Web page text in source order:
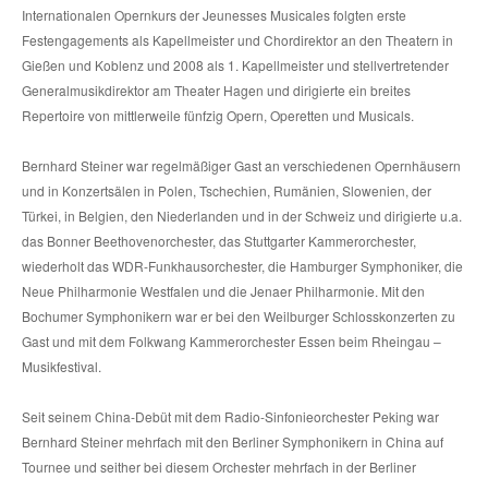
Internationalen Opernkurs der Jeunesses Musicales folgten erste
Festengagements als Kapellmeister und Chordirektor an den Theatern in
Gießen und Koblenz und 2008 als 1. Kapellmeister und stellvertretender
Generalmusikdirektor am Theater Hagen und dirigierte ein breites
Repertoire von mittlerweile fünfzig Opern, Operetten und Musicals.
Bernhard Steiner war regelmäßiger Gast an verschiedenen Opernhäusern
und in Konzertsälen in Polen, Tschechien, Rumänien, Slowenien, der
Türkei, in Belgien, den Niederlanden und in der Schweiz und dirigierte u.a.
das Bonner Beethovenorchester, das Stuttgarter Kammerorchester,
wiederholt das WDR-Funkhausorchester, die Hamburger Symphoniker, die
Neue Philharmonie Westfalen und die Jenaer Philharmonie. Mit den
Bochumer Symphonikern war er bei den Weilburger Schlosskonzerten zu
Gast und mit dem Folkwang Kammerorchester Essen beim Rheingau –
Musikfestival.
Seit seinem China-Debüt mit dem Radio-Sinfonieorchester Peking war
Bernhard Steiner mehrfach mit den Berliner Symphonikern in China auf
Tournee und seither bei diesem Orchester mehrfach in der Berliner